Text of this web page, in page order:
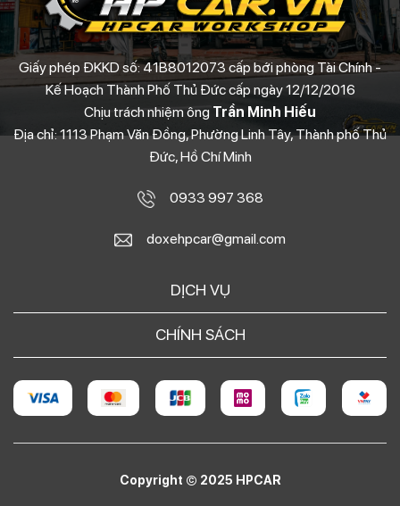
Giấy phép ĐKKD số: 41B8012073 cấp bới phòng Tài Chính -
Kế Hoạch Thành Phố Thủ Đức cấp ngày 12/12/2016
Chịu trách nhiệm ông Trần Minh Hiếu
Địa chỉ: 1113 Phạm Văn Đồng, Phường Linh Tây, Thành phố Thủ
Đức, Hồ Chí Minh
0933 997 368
doxehpcar@gmail.com
DỊCH VỤ
CHÍNH SÁCH
Copyright © 2025 HPCAR